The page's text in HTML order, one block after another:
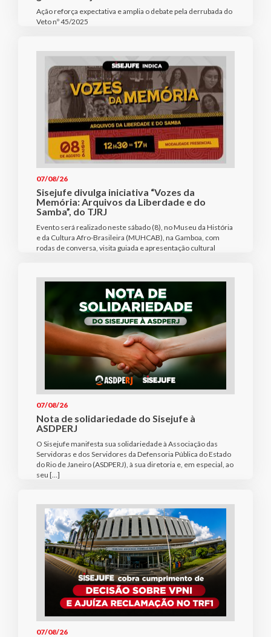
Ação reforça expectativa e amplia o debate pela derrubada do
Veto nº 45/2025
07/08/26
Sisejufe divulga iniciativa “Vozes da
Memória: Arquivos da Liberdade e do
Samba”, do TJRJ
Evento será realizado neste sábado (8), no Museu da História
e da Cultura Afro-Brasileira (MUHCAB), na Gamboa, com
rodas de conversa, visita guiada e apresentação cultural
07/08/26
Nota de solidariedade do Sisejufe à
ASDPERJ
O Sisejufe manifesta sua solidariedade à Associação das
Servidoras e dos Servidores da Defensoria Pública do Estado
do Rio de Janeiro (ASDPERJ), à sua diretoria e, em especial, ao
seu […]
07/08/26